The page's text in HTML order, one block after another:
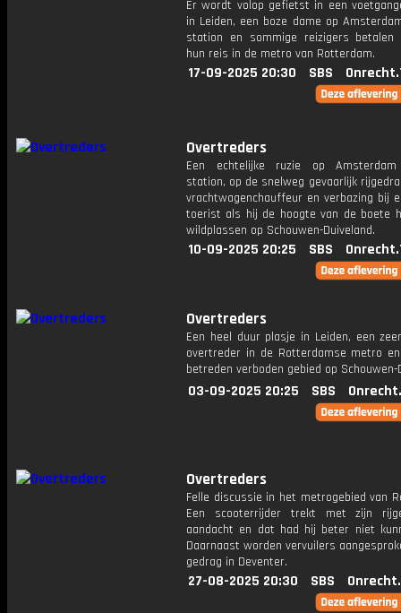
Er wordt volop gefietst in een
in Leiden, een boze dame op
station en sommige reizigers betalen
hun reis in de metro van Rotterdam.
17-09-2025 20:30 SBS
Overtreders
Een echtelijke ruzie op
station, op de snelweg gevaarlijk
vrachtwagenchauffeur en verbazing bij
toerist als hij de hoogte van de boete
wildplassen op Schouwen-Duiveland.
10-09-2025 20:25 SBS
Overtreders
Een heel duur plasje in Leiden, een
overtreder in de Rotterdamse metro
betreden verboden gebied op Schouwen-
03-09-2025 20:25 SBS
Overtreders
Felle discussie in het metrogebied van
Een scooterrijder trekt met zijn
aandacht en dat had hij beter niet
Daarnaast worden vervuilers
gedrag in Deventer.
27-08-2025 20:30 SBS